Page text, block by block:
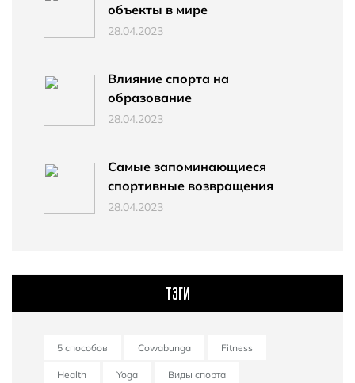
объекты в мире
28.04.2023
Влияние спорта на
образование
28.04.2023
Самые запоминающиеся
спортивные возвращения
28.04.2023
ТЭГИ
5 способов Cowabunga Fitness
Health Yoga Виды спорта